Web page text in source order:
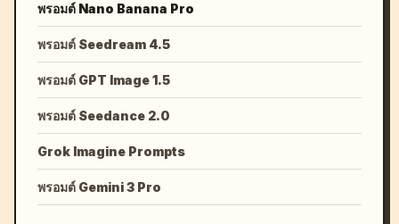
พรอมต์ Nano Banana Pro
พรอมต์ Seedream 4.5
พรอมต์ GPT Image 1.5
พรอมต์ Seedance 2.0
Grok Imagine Prompts
พรอมต์ Gemini 3 Pro